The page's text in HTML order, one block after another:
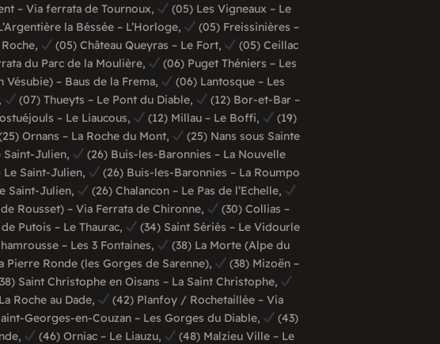
– Via ferrata de Tournoux,
(05) Les Vigneaux – Le
la Béssée – L’Horloge,
(05) Freissinières –
(05) Château Queyras – Le Fort,
(05) Ceillac
du Parc de la Moulière,
(06) Puget Théniers – Les
– Baus de la Frema,
(06) Lantosque – Les
(07) Thueyts – Le Pont du Diable,
(12) Bor-et-Bar –
– Le Liaucous, (12) Millau – Le Boffi,
(19)
Ornans – La Roche du Mont,
(25) Nans sous Sainte
Saint-Julien,
(26) Buis-les-Baronnies – La Nouvelle
Le Saint-Julien,
(26) Buis-les-Baronnies – La Roumpo
Saint-Julien,
(26) Chalancon – Le Pas de l’Echelle,
Rousset) – Via Ferrata de Chironne,
(30) Collias –
Putois – Le Thaurac,
(34) Saint Sériès – Le Vidourle
– Les 3 Fontaines,
(38) La Morte (Alpe du
Pierre Ronde (les Gorges de Sarenne),
(38) Mizoën –
Saint Christophe en Oisans – La Saint Christophe,
Roche au Dade,
(42) Planfoy / Rochetaillée – Via
Georges-en-Couzan – Les Gorges du Diable,
(43)
(46) Orniac – Le Liauzu,
(48) Malzieu Ville – Le